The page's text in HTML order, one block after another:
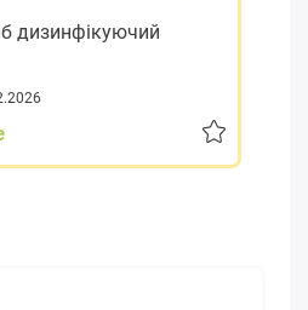
дизинфікуючий